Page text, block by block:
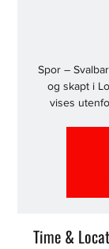
Spor –
og skapt i
vises
Time &